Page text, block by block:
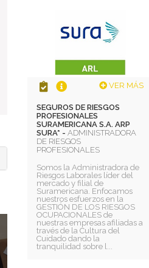
VER MÁS
SEGUROS DE RIESGOS
PROFESIONALES
SURAMERICANA S.A. ARP
SURA* - ADMINISTRADORA
DE RIESGOS
PROFESIONALES
Somos la Administradora de
Riesgos Laborales líder del
mercado y filial de
Suramericana. Enfocamos
nuestros esfuerzos en la
GESTIÓN DE LOS RIESGOS
OCUPACIONALES de
nuestras empresas afiliadas a
través de la Cultura del
Cuidado dando la
tranquilidad sobre l...